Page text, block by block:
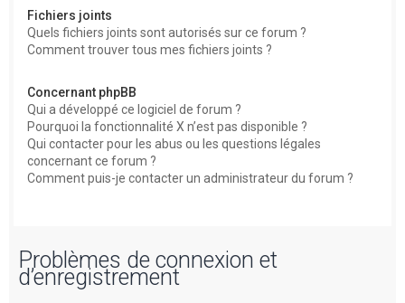
Fichiers joints
Quels fichiers joints sont autorisés sur ce forum ?
Comment trouver tous mes fichiers joints ?
Concernant phpBB
Qui a développé ce logiciel de forum ?
Pourquoi la fonctionnalité X n’est pas disponible ?
Qui contacter pour les abus ou les questions légales
concernant ce forum ?
Comment puis-je contacter un administrateur du forum ?
Problèmes de connexion et
d’enregistrement